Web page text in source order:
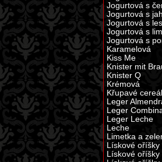
Jogurtová s
Jogurtová s
Jogurtová s
Jogurtová s
Jogurtová s
Karamelová
Kiss Me
Knister mit
Knister Q
Krémová
Křupavé
Leger
Leger
Leger Leche
Leche
Limetka a
Lískové oříšky
Lískové oříšky